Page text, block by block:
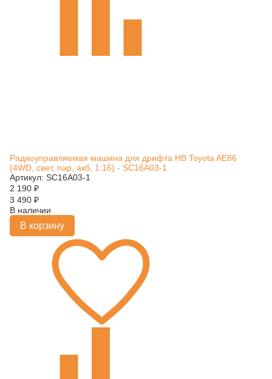
Радиоуправляемая машина для дрифта HB Toyota AE86
(4WD, свет, пар, акб, 1:16) - SC16A03-1
Артикул: SC16A03-1
2 190 ₽
3 490 ₽
В наличии
В корзину